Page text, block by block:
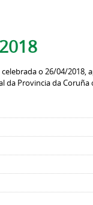
o 26/04/
da Provincia da